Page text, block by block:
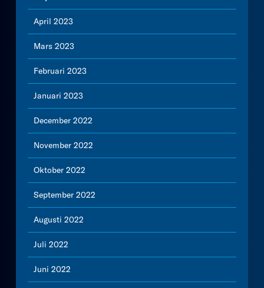
April 2023
Mars 2023
Februari 2023
Januari 2023
December 2022
November 2022
Oktober 2022
September 2022
Augusti 2022
Juli 2022
Juni 2022